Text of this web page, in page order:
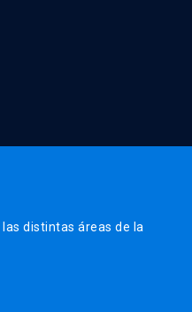
distintas áreas de la